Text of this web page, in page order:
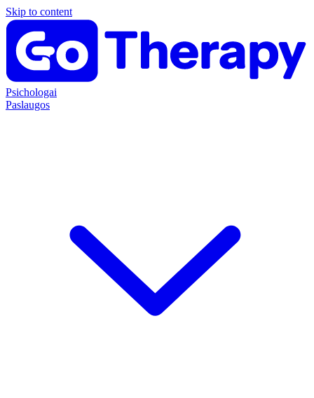
Skip to content
Psichologai
Paslaugos